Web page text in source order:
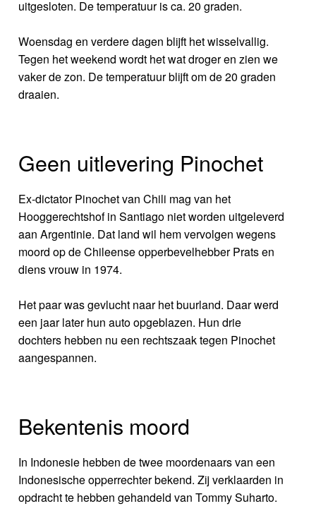
uitgesloten. De temperatuur is ca. 20 graden.
Woensdag en verdere dagen blijft het wisselvallig.
Tegen het weekend wordt het wat droger en zien we
vaker de zon. De temperatuur blijft om de 20 graden
draaien.
Geen uitlevering Pinochet
Ex-dictator Pinochet van Chili mag van het
Hooggerechtshof in Santiago niet worden uitgeleverd
aan Argentinie. Dat land wil hem vervolgen wegens
moord op de Chileense opperbevelhebber Prats en
diens vrouw in 1974.
Het paar was gevlucht naar het buurland. Daar werd
een jaar later hun auto opgeblazen. Hun drie
dochters hebben nu een rechtszaak tegen Pinochet
aangespannen.
Bekentenis moord
In Indonesie hebben de twee moordenaars van een
Indonesische opperrechter bekend. Zij verklaarden in
opdracht te hebben gehandeld van Tommy Suharto.